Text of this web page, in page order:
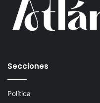
Secciones
Política